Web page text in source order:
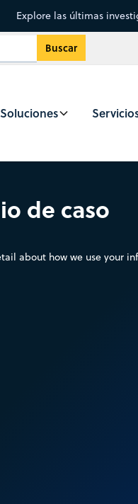
Explore las últimas
Soluciones
de caso
about how we use your